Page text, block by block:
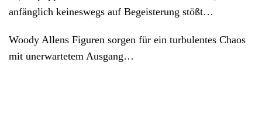
anfänglich keineswegs auf Begeisterung stößt…
Woody Allens Figuren sorgen für ein turbulentes Chaos
mit unerwartetem Ausgang…